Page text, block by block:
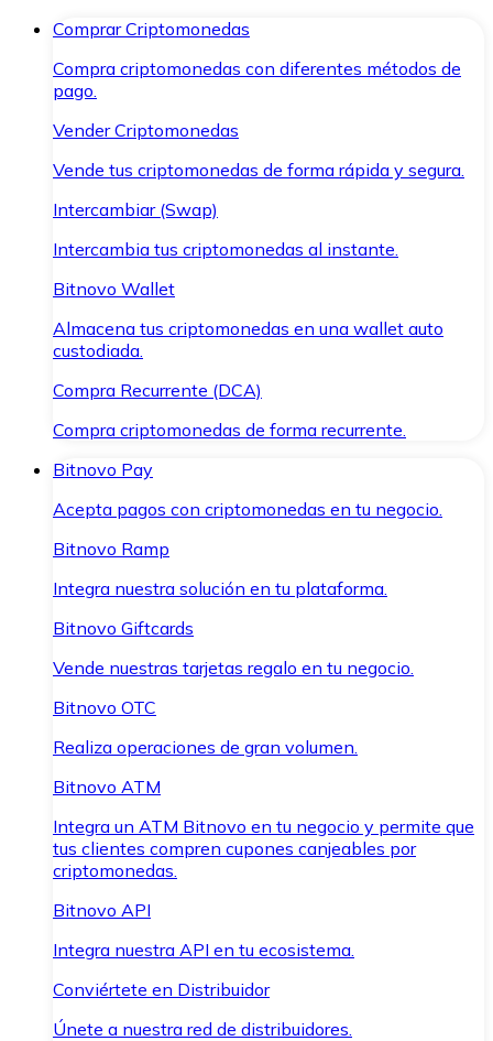
Comprar Criptomonedas
Compra criptomonedas con diferentes métodos de
pago.
Vender Criptomonedas
Vende tus criptomonedas de forma rápida y segura.
Intercambiar (Swap)
Intercambia tus criptomonedas al instante.
Bitnovo Wallet
Almacena tus criptomonedas en una wallet auto
custodiada.
Compra Recurrente (DCA)
Compra criptomonedas de forma recurrente.
Bitnovo Pay
Acepta pagos con criptomonedas en tu negocio.
Bitnovo Ramp
Integra nuestra solución en tu plataforma.
Bitnovo Giftcards
Vende nuestras tarjetas regalo en tu negocio.
Bitnovo OTC
Realiza operaciones de gran volumen.
Bitnovo ATM
Integra un ATM Bitnovo en tu negocio y permite que
tus clientes compren cupones canjeables por
criptomonedas.
Bitnovo API
Integra nuestra API en tu ecosistema.
Conviértete en Distribuidor
Únete a nuestra red de distribuidores.